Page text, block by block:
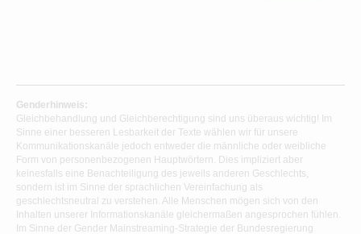
Genderhinweis:
Gleichbehandlung und Gleichberechtigung sind uns überaus wichtig! Im
Sinne einer besseren Lesbarkeit der Texte wählen wir für unsere
Kommunikationskanäle jedoch entweder die männliche oder weibliche
Form von personenbezogenen Hauptwörtern. Dies impliziert aber
keinesfalls eine Benachteiligung des jeweils anderen Geschlechts,
sondern ist im Sinne der sprachlichen Vereinfachung als
geschlechtsneutral zu verstehen. Alle Menschen mögen sich von den
Inhalten unserer Informationskanäle gleichermaßen angesprochen fühlen.
Im Sinne der Gender Mainstreaming-Strategie der Bundesregierung